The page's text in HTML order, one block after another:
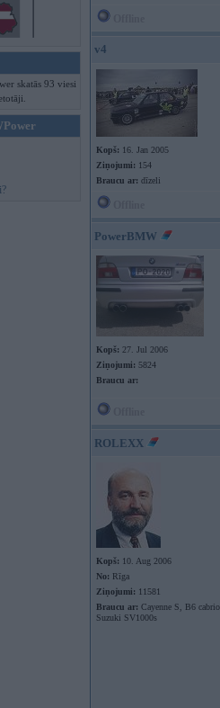
skatās 93 viesi
v4
Kopš: 16. Jan 2005
Ziņojumi: 154
Braucu ar: dīzeli
PowerBMW
Kopš: 27. Jul 2006
Ziņojumi: 5824
Braucu ar:
ROLEXX
Kopš: 10. Aug 2006
No: Rīga
Ziņojumi: 11581
Braucu ar: Cayenne S, B6
Suzuki SV1000s